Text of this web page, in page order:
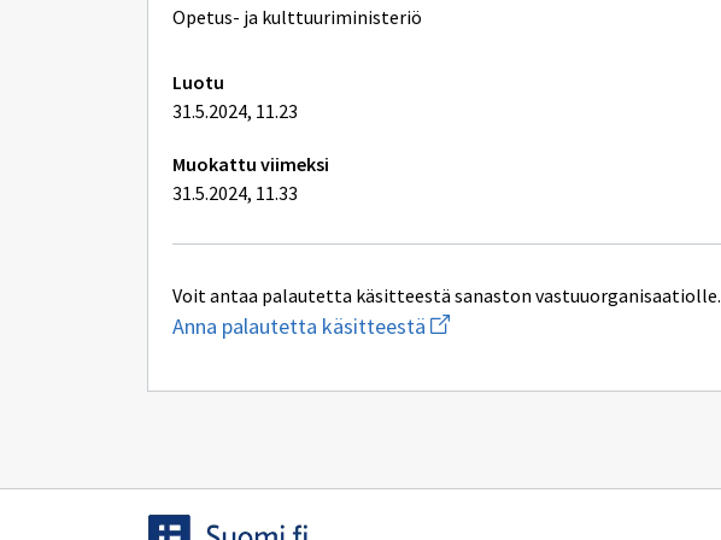
lisätiedot
Opetus- ja kulttuuriministeriö
Luotu
31.5.2024, 11.23
Muokattu viimeksi
31.5.2024, 11.33
Voit antaa palautetta käsitteestä sanaston vastuuorganisaatiolle.
Anna palautetta käsitteestä Aloita
uuden
kirjoitus